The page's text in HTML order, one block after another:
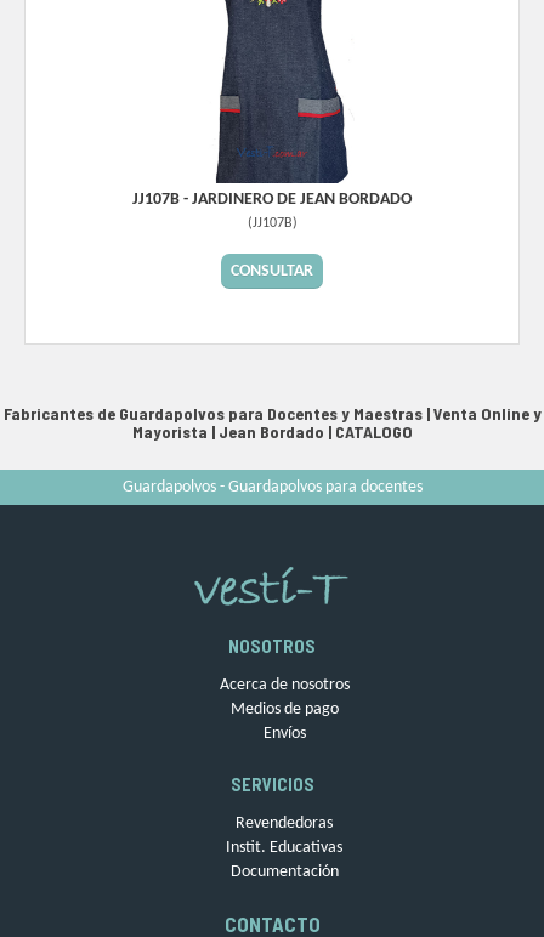
JJ107B - JARDINERO DE JEAN BORDADO
(JJ107B)
CONSULTAR
Fabricantes de Guardapolvos para Docentes y Maestras | Venta Online y
Mayorista | Jean Bordado | CATALOGO
Guardapolvos - Guardapolvos para docentes
NOSOTROS
Acerca de nosotros
Medios de pago
Envíos
SERVICIOS
Revendedoras
Instit. Educativas
Documentación
CONTACTO